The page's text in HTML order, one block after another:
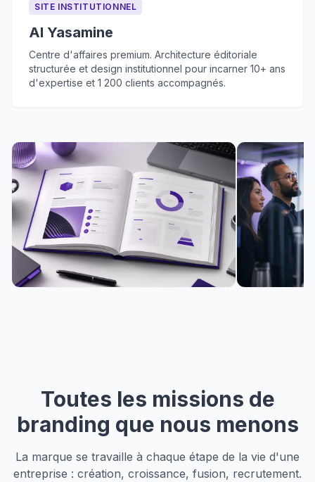
SITE INSTITUTIONNEL
Al Yasamine
Centre d'affaires premium. Architecture éditoriale
structurée et design institutionnel pour incarner 10+ ans
d'expertise et 1 200 clients accompagnés.
Toutes les missions de
branding que nous menons
La marque se travaille à chaque étape de la vie d'une
entreprise : création, croissance, fusion, recrutement.